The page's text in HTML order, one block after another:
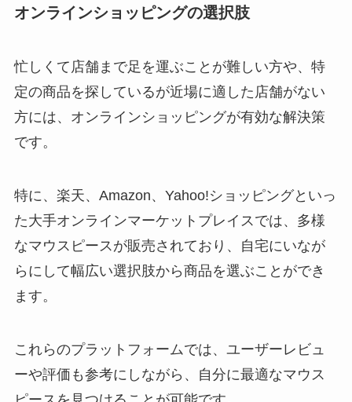
オンラインショッピングの選択肢
忙しくて店舗まで足を運ぶことが難しい方や、特
定の商品を探しているが近場に適した店舗がない
方には、オンラインショッピングが有効な解決策
です。
特に、楽天、Amazon、Yahoo!ショッピングといっ
た大手オンラインマーケットプレイスでは、多様
なマウスピースが販売されており、自宅にいなが
らにして幅広い選択肢から商品を選ぶことができ
ます。
これらのプラットフォームでは、ユーザーレビュ
ーや評価も参考にしながら、自分に最適なマウス